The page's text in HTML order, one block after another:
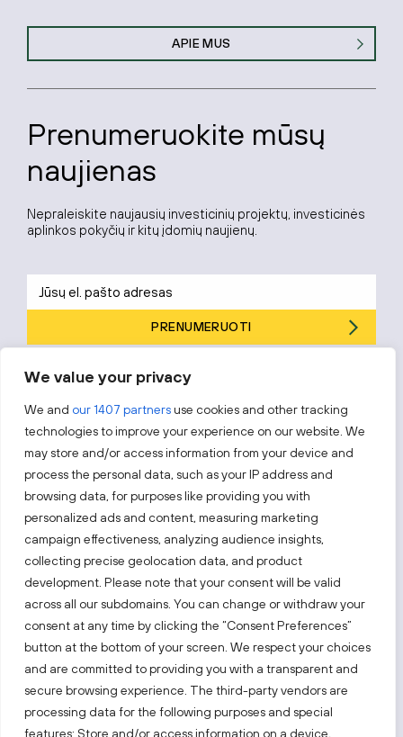
We value your privacy
We and our 1407 partnersuse cookies and other tracking
technologies to improve your experience on our website. We
may store and/or access information from your device and
process the personal data, such as your IP address and
browsing data, for purposes like providing you with
personalized ads and content, measuring marketing
campaign effectiveness, analyzing audience insights,
collecting precise geolocation data, and product
development. Please note that your consent will be valid
across all our subdomains. You can change or withdraw your
consent at any time by clicking the “Consent Preferences”
button at the bottom of your screen. We respect your choices
and are committed to providing you with a transparent and
secure browsing experience. The third-party vendors are
processing data for the following purposes and special
features: Store and/or access information on a device,
APIE MUS
Prenumeruokite mūsų
naujienas
Nepraleiskite naujausių investicinių projektų, investicinės
aplinkos pokyčių ir kitų įdomių naujienų.
PRENUMERUOTI
politika.
Sekite mus
Sužinokite naujienas pirmieji.
Taip pat apsilankykite:
Pasirinkite tinklalapį